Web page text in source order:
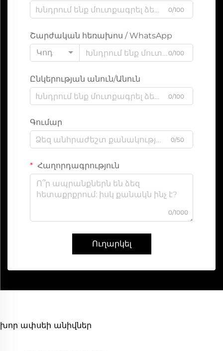
0/100
Շարժական հեռախոս / WhatsApp
Կոդ
0/100
Ընկերության անուն/Անուն
0/100
Գումար
0/50
Հաղորդագրություն
0/1000
Ուղարկել
խոր ափսեի անիվներ